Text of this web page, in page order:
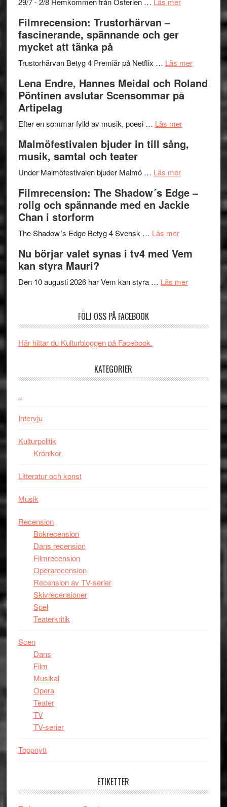
Scully
och
lättsam
2026
I
Delvis
genrens
terräng
Filmrecension: Trustorhärvan –
fascinerande, spännande och ger
mycket att tänka på
Trustorhärvan Betyg 4 Premiär på Netflix … Läs merom
på
Lena Endre, Hannes Meidal och Roland
Pöntinen avslutar Scensommar på
Artipelag
Efter en sommar fylld av musik, poesi … Läs merom
Endre,
Roland
Pöntinen
Artipelag
Malmöfestivalen bjuder in till sång,
musik, samtal och teater
Under Malmöfestivalen bjuder Malmö … Läs merom
bjuder
in
samtal
teater
Filmrecension: The Shadow´s Edge –
rolig och spännande med en Jackie
Chan i storform
The Shadow´s Edge Betyg 4 Svensk … Läs merom
The
´s
och
Jackie
Nu börjar valet synas i tv4 med Vem
kan styra Mauri?
Den 10 augusti 2026 har Vem kan styra … Läs merom
synas
Vem
FÖLJ OSS PÅ FACEBOOK
Här hittar du Kulturbloggen på Facebook.
KATEGORIER
..
Intervju
Kulturpolitik
Krönikor
Litteratur och konst
Musik
Recension
Bokrecension
Dans recension
Filmrecension
Operarecension
Recension av TV-serier
Skivrecensioner
Spel
Teaterkritik
Scen
Dans
Film
Musikal
Opera
Teater
TV
TV-serier
Toppnytt
ETIKETTER